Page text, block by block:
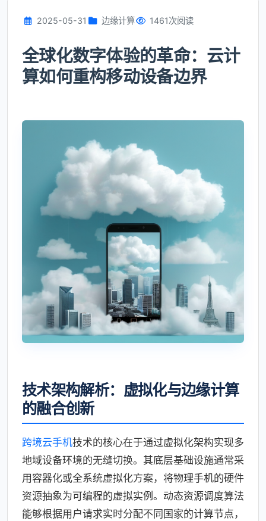
2025-05-31 边缘计算 1461次阅读
全球化数字体验的革命：云计
算如何重构移动设备边界
技术架构解析：虚拟化与边缘计算
的融合创新
跨境云手机技术的核心在于通过虚拟化架构实现多
地域设备环境的无缝切换。其底层基础设施通常采
用容器化或全系统虚拟化方案，将物理手机的硬件
资源抽象为可编程的虚拟实例。动态资源调度算法
能够根据用户请求实时分配不同国家的计算节点，